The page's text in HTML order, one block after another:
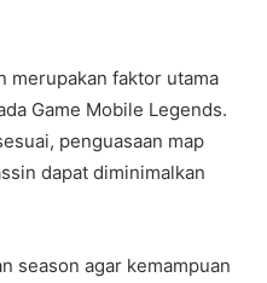
merupakan faktor utama
Game Mobile Legends.
penguasaan map
dapat diminimalkan
season agar kemampuan